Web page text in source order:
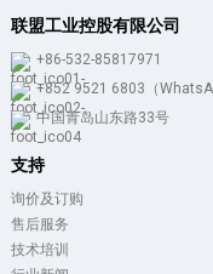
联盟工业控股有限公司
+86-532-85817971
+852 9521 6803（
中国青岛山东路33号
支持
询价及订购
售后服务
技术培训